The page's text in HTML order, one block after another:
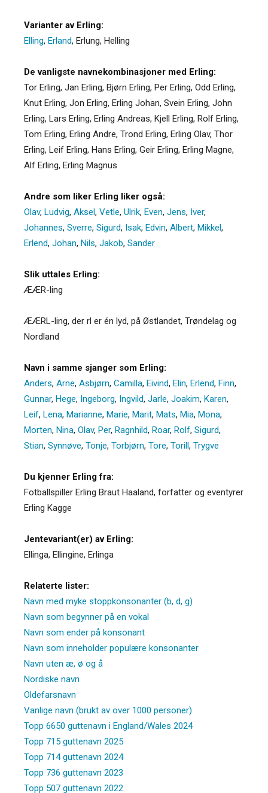
Varianter av Erling:
Elling, Erland, Erlung, Helling
De vanligste navnekombinasjoner med Erling:
Tor Erling, Jan Erling, Bjørn Erling, Per Erling, Odd Erling,
Knut Erling, Jon Erling, Erling Johan, Svein Erling, John
Erling, Lars Erling, Erling Andreas, Kjell Erling, Rolf Erling,
Tom Erling, Erling Andre, Trond Erling, Erling Olav, Thor
Erling, Leif Erling, Hans Erling, Geir Erling, Erling Magne,
Alf Erling, Erling Magnus
Andre som liker Erling liker også:
Olav, Ludvig, Aksel, Vetle, Ulrik, Even, Jens, Iver,
Johannes, Sverre, Sigurd, Isak, Edvin, Albert, Mikkel,
Erlend, Johan, Nils, Jakob, Sander
Slik uttales Erling:
ÆÆR-ling
ÆÆRL-ling, der rl er én lyd, på Østlandet, Trøndelag og
Nordland
Navn i samme sjanger som Erling:
Anders, Arne, Asbjørn, Camilla, Eivind, Elin, Erlend, Finn,
Gunnar, Hege, Ingeborg, Ingvild, Jarle, Joakim, Karen,
Leif, Lena, Marianne, Marie, Marit, Mats, Mia, Mona,
Morten, Nina, Olav, Per, Ragnhild, Roar, Rolf, Sigurd,
Stian, Synnøve, Tonje, Torbjørn, Tore, Torill, Trygve
Du kjenner Erling fra:
Fotballspiller Erling Braut Haaland, forfatter og eventyrer
Erling Kagge
Jentevariant(er) av Erling:
Ellinga, Ellingine, Erlinga
Relaterte lister:
Navn med myke stoppkonsonanter (b, d, g)
Navn som begynner på en vokal
Navn som ender på konsonant
Navn som inneholder populære konsonanter
Navn uten æ, ø og å
Nordiske navn
Oldefarsnavn
Vanlige navn (brukt av over 1000 personer)
Topp 6650 guttenavn i England/Wales 2024
Topp 715 guttenavn 2025
Topp 714 guttenavn 2024
Topp 736 guttenavn 2023
Topp 507 guttenavn 2022